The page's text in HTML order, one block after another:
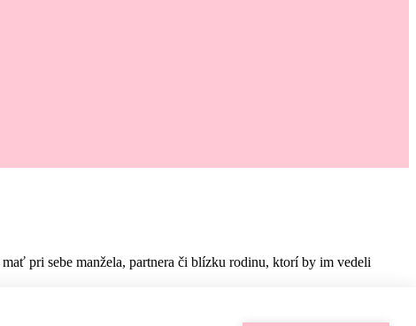
pri sebe manžela, partnera či blízku rodinu, ktorí by im vedeli